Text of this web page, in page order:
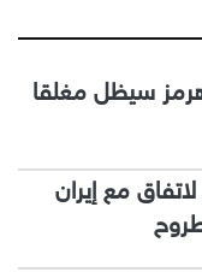
سيظل مغلقا
مع إيران